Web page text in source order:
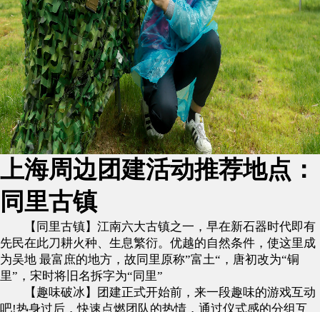
上海周边团建活动推荐地点：
同里古镇
【同里古镇】江南六大古镇之一，早在新石器时代即有
先民在此刀耕火种、生息繁衍。优越的自然条件，使这里成
为吴地 最富庶的地方，故同里原称”富土“，唐初改为“铜
里”，宋时将旧名拆字为“同里”
【趣味破冰】团建正式开始前，来一段趣味的游戏互动
吧!热身过后，快速点燃团队的热情，通过仪式感的分组互